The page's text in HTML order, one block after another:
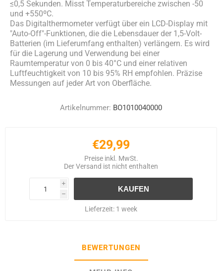
≤0,5 Sekunden. Misst Temperaturbereiche zwischen -50
und +550ºC.
Das Digitalthermometer verfügt über ein LCD-Display mit
"Auto-Off"-Funktionen, die die Lebensdauer der 1,5-Volt-
Batterien (im Lieferumfang enthalten) verlängern. Es wird
für die Lagerung und Verwendung bei einer
Raumtemperatur von 0 bis 40°C und einer relativen
Luftfeuchtigkeit von 10 bis 95% RH empfohlen. Präzise
Messungen auf jeder Art von Oberfläche.
Artikelnummer: BO1010040000
€29,99
Preise inkl. MwSt.
DerVersand ist nicht enthalten
i
h
Lieferzeit: 1 week
BEWERTUNGEN